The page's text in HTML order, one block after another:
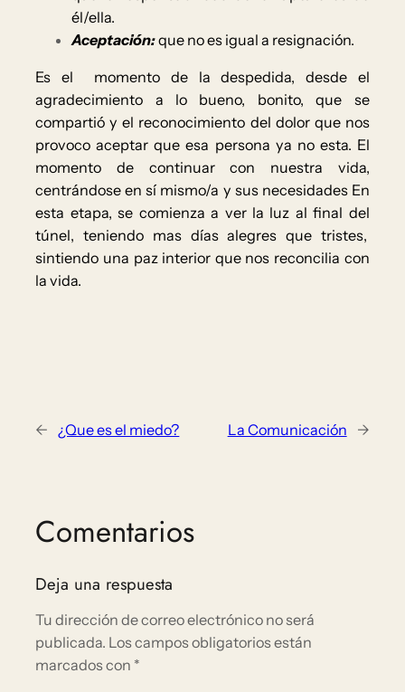
él/ella.
Aceptación:que no es igual a resignación.
Es el momento de la despedida, desde el
agradecimiento a lo bueno, bonito, que se
compartió y el reconocimiento del dolor que nos
provoco aceptar que esa persona ya no esta. El
momento de continuar con nuestra vida,
centrándose en sí mismo/a y sus necesidades En
esta etapa, se comienza a ver la luz al final del
túnel, teniendo mas días alegres que tristes,
sintiendo una paz interior que nos reconcilia con
la vida.
← ¿Que es el miedo? La Comunicación →
Comentarios
Deja una respuesta
Tu dirección de correo electrónico no será
publicada. Los campos obligatorios están
marcados con *